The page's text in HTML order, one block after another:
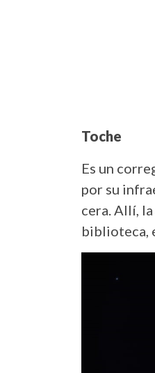
Toche
Es un
por su
cera. Allí,
biblioteca,